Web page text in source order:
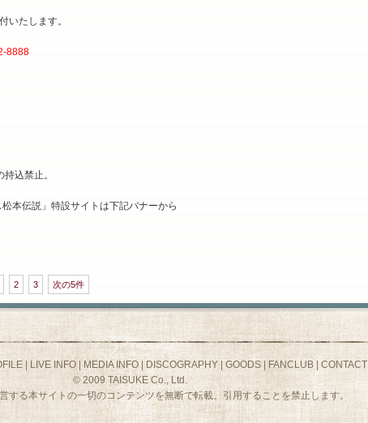
いたします。
8888
込禁止。
本伝説」特設サイトは下記バナーから
2 3 次の5件
LIVE INFO MEDIA INFO DISCOGRAPHY GOODS FANCLUB CONTACT
© 2009 TAISUKE Co., Ltd.
する本サイトの一切のコンテンツを無断で転載、引用することを禁止します。